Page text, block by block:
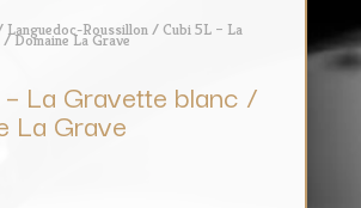
Languedoc-Roussillon/ Cubi 5L – La
Domaine La Grave
La Gravette blanc /
La Grave